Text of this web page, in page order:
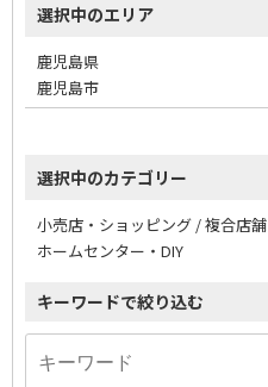
選択中のエリア
鹿児島県
鹿児島市
選択中のカテゴリー
小売店・ショッピング / 複合店舗
ホームセンター・DIY
キーワードで絞り込む